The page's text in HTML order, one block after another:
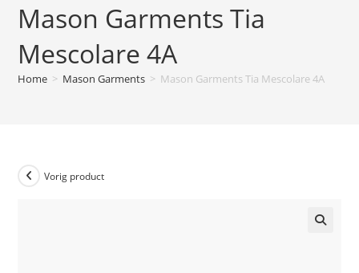
Mason Garments Tia
Mescolare 4A
Home > Mason Garments > Mason Garments Tia Mescolare 4A
Vorig product